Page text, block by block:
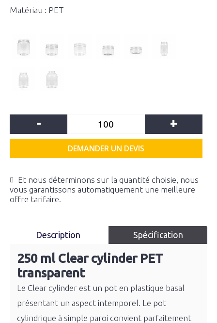
Matériau : PET
- +
DEMANDER UN DEVIS
Et nous déterminons sur la quantité choisie, nous
vous garantissons automatiquement une meilleure
offre tarifaire.
Description Spécification
250 ml Clear cylinder PET
transparent
Le Clear cylinder est un pot en plastique basal
présentant un aspect intemporel. Le pot
cylindrique à simple paroi convient parfaitement